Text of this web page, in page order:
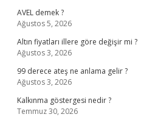
AVEL demek ?
Ağustos 5, 2026
Altın fiyatları illere göre değişir mi ?
Ağustos 3, 2026
99 derece ateş ne anlama gelir ?
Ağustos 3, 2026
Kalkınma göstergesi nedir ?
Temmuz 30, 2026